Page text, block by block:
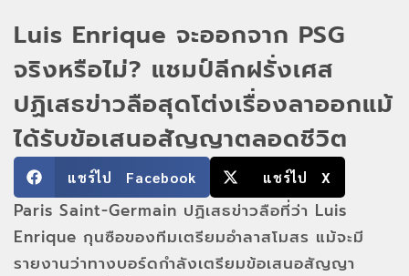
Luis Enrique จะออกจาก PSG
จริงหรือไม่? แชมป์ลีกฝรั่งเศส
ปฏิเสธข่าวลือสุดโต่งเรื่องลาออกแม้
ได้รับข้อเสนอสัญญาตลอดชีวิต
แชร์ไป Facebook แชร์ไป X
Paris Saint-Germain ปฏิเสธข่าวลือที่ว่า Luis
Enrique กุนซือของทีมเตรียมอำลาสโมสร แม้จะมี
รายงานว่าทางบอร์ดกำลังเตรียมข้อเสนอสัญญา